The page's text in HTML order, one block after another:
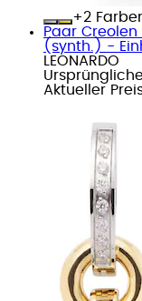
+
Paar Creolen
(synth.) -
LEONARDO
Aktueller